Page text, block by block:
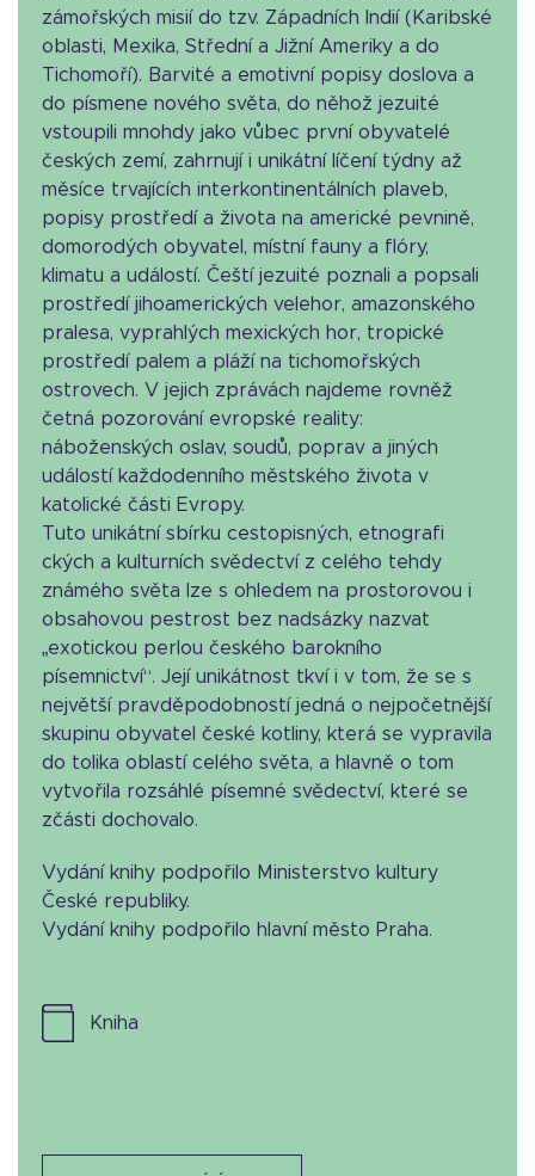
zámořských misií do tzv. Západních Indií (Karibské
oblasti, Mexika, Střední a Jižní Ameriky a do
Tichomoří). Barvité a emotivní popisy doslova a
do písmene nového světa, do něhož jezuité
vstoupili mnohdy jako vůbec první obyvatelé
českých zemí, zahrnují i unikátní líčení týdny až
měsíce trvajících interkontinentálních plaveb,
popisy prostředí a života na americké pevnině,
domorodých obyvatel, místní fauny a flóry,
klimatu a událostí. Čeští jezuité poznali a popsali
prostředí jihoamerických velehor, amazonského
pralesa, vyprahlých mexických hor, tropické
prostředí palem a pláží na tichomořských
ostrovech. V jejich zprávách najdeme rovněž
četná pozorování evropské reality:
náboženských oslav, soudů, poprav a jiných
událostí každodenního městského života v
katolické části Evropy.
Tuto unikátní sbírku cestopisných, etnografi
ckých a kulturních svědectví z celého tehdy
známého světa lze s ohledem na prostorovou i
obsahovou pestrost bez nadsázky nazvat
„exotickou perlou českého barokního
písemnictví“. Její unikátnost tkví i v tom, že se s
největší pravděpodobností jedná o nejpočetnější
skupinu obyvatel české kotliny, která se vypravila
do tolika oblastí celého světa, a hlavně o tom
vytvořila rozsáhlé písemné svědectví, které se
zčásti dochovalo.
Vydání knihy podpořilo Ministerstvo kultury
České republiky.
Vydání knihy podpořilo hlavní město Praha.
kniha